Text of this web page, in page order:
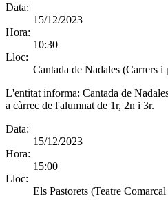
Data:
15/12/2023
Hora:
10:30
Lloc:
Cantada de Nadales (Carrers i
L'entitat informa: Cantada de
a càrrec de l'alumnat de 1r, 2n i 3r.
Data:
15/12/2023
Hora:
15:00
Lloc:
Els Pastorets (Teatre